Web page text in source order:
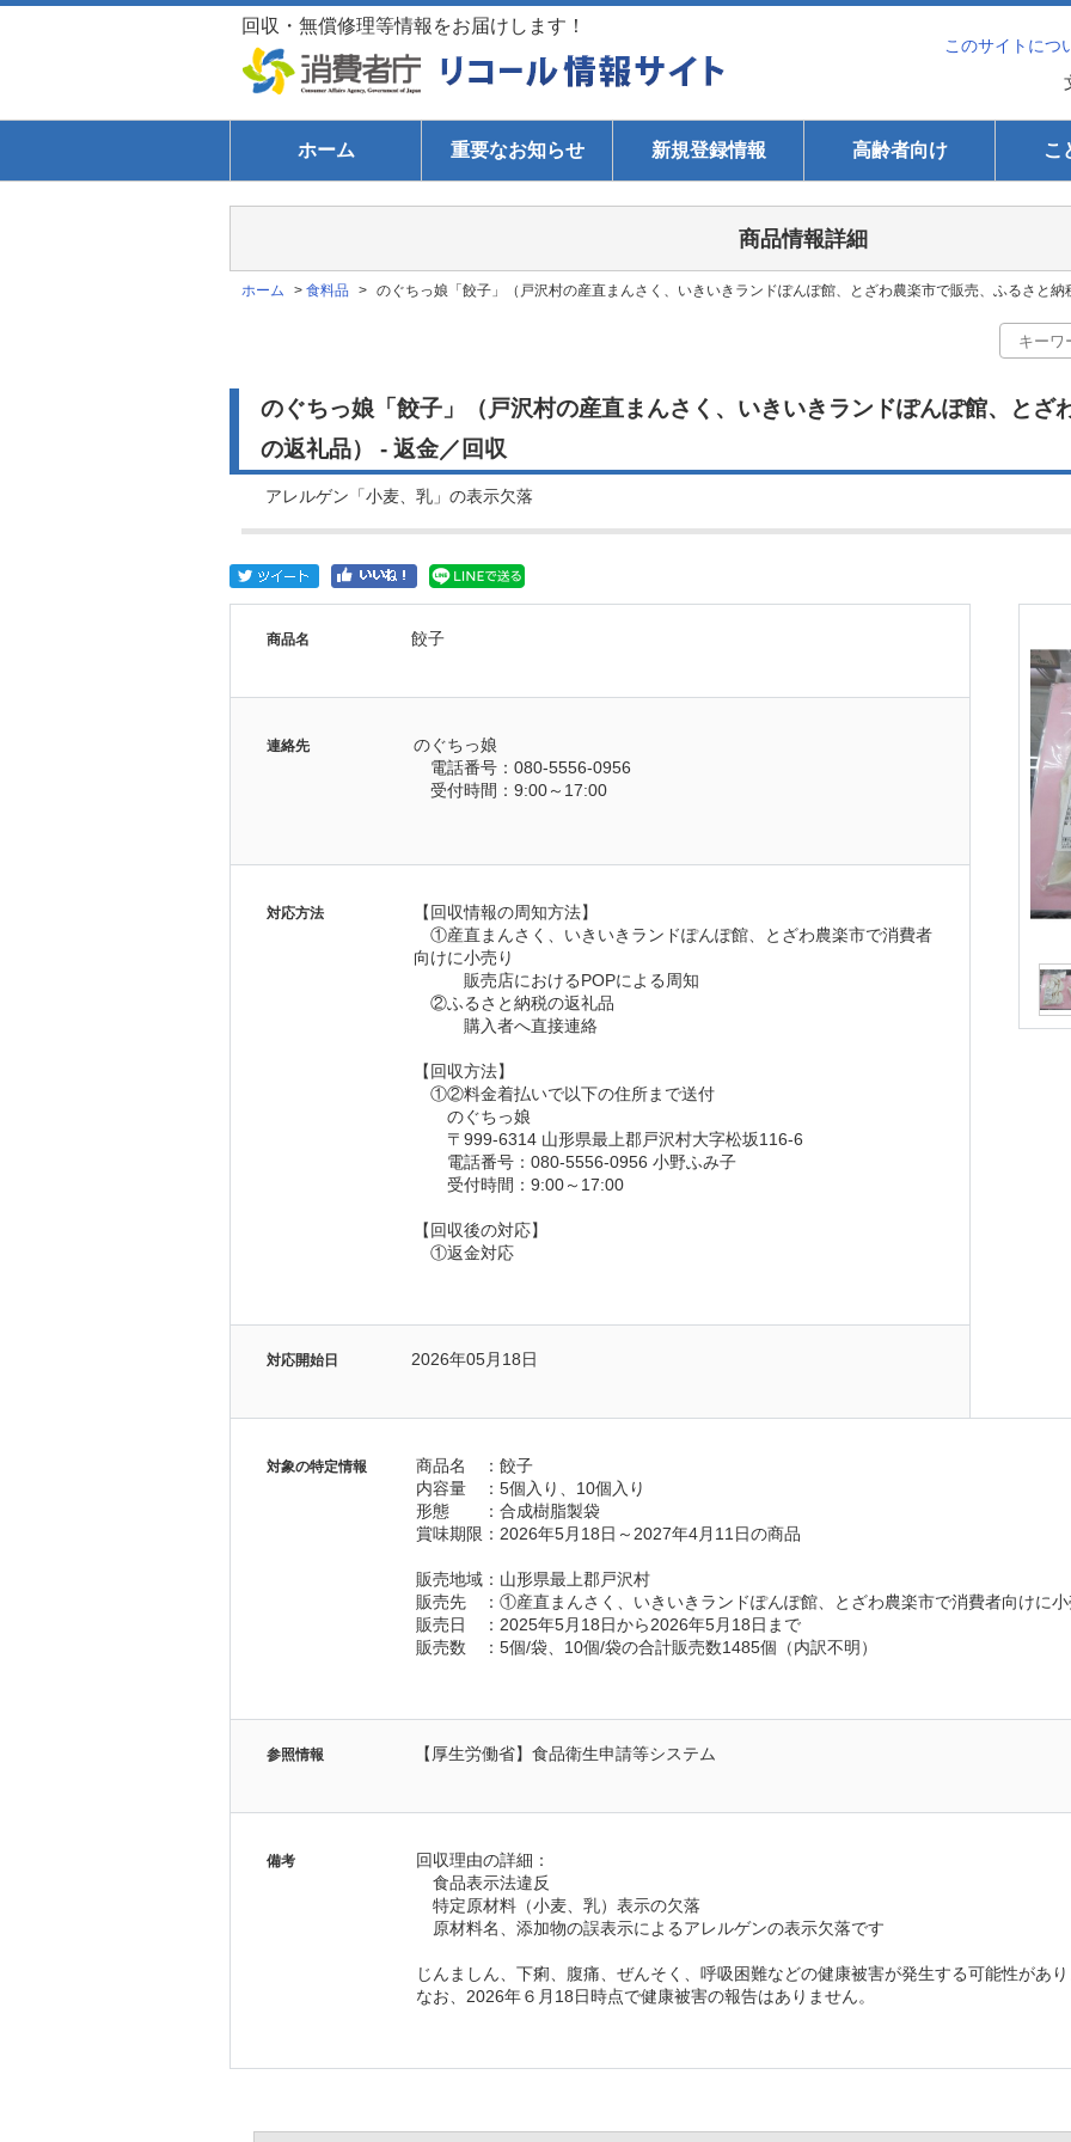
回収・無償修理等情報をお届けします！
このサイトにつ
ホーム 重要なお知らせ 新規登録情報 高齢者向け こ
商品情報詳細
ホーム > 食料品 > のぐちっ娘「餃子」（戸沢村の産直まんさく、いきいきランドぽんぽ館、とざわ農楽市で販売、ふるさと納
のぐちっ娘「餃子」（戸沢村の産直まんさく、いきいきランドぽんぽ館、とざ
の返礼品） - 返金／回収
アレルゲン「小麦、乳」の表示欠落
商品名 餃子
連絡先
のぐちっ娘
電話番号：080-5556-0956
受付時間：9:00～17:00
対応方法
【回収情報の周知方法】
①産直まんさく、いきいきランドぽんぽ館、とざわ農楽市で消費者
向けに小売り
販売店におけるPOPによる周知
②ふるさと納税の返礼品
購入者へ直接連絡
【回収方法】
①②料金着払いで以下の住所まで送付
のぐちっ娘
〒999-6314 山形県最上郡戸沢村大字松坂116-6
電話番号：080-5556-0956 小野ふみ子
受付時間：9:00～17:00
【回収後の対応】
①返金対応
対応開始日 2026年05月18日
対象の特定情報
商品名　：餃子
内容量　：5個入り、10個入り
形態　　：合成樹脂製袋
賞味期限：2026年5月18日～2027年4月11日の商品
販売地域：山形県最上郡戸沢村
販売先　：①産直まんさく、いきいきランドぽんぽ館、とざわ農楽市で消費者向けに
販売日　：2025年5月18日から2026年5月18日まで
販売数　：5個/袋、10個/袋の合計販売数1485個（内訳不明）
参照情報 【厚生労働省】食品衛生申請等システム
備考
回収理由の詳細：
食品表示法違反
特定原材料（小麦、乳）表示の欠落
原材料名、添加物の誤表示によるアレルゲンの表示欠落です
じんましん、下痢、腹痛、ぜんそく、呼吸困難などの健康被害が発生する可能性があり
なお、2026年６月18日時点で健康被害の報告はありません。